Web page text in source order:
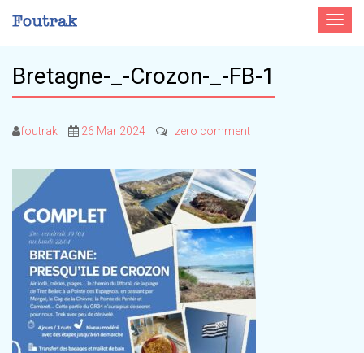
Toggle
Bretagne-_-Crozon-_-FB-1
foutrak 26 Mar 2024 zero comment